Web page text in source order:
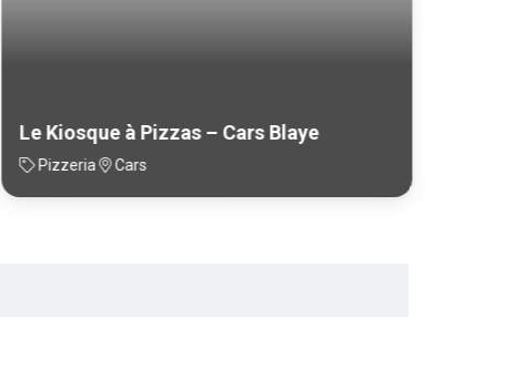
Le Kiosque à Pizzas – Cars Blaye
Pizzeria Cars